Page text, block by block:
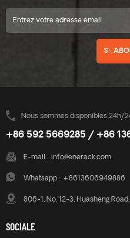
Nous sommes disponibles 24h/
+86 592 5669285 / +86
E-mail : info@enerack.com
Whatsapp : +8613606949886
806-1, No. 12-3, Huasheng
SOCIALE